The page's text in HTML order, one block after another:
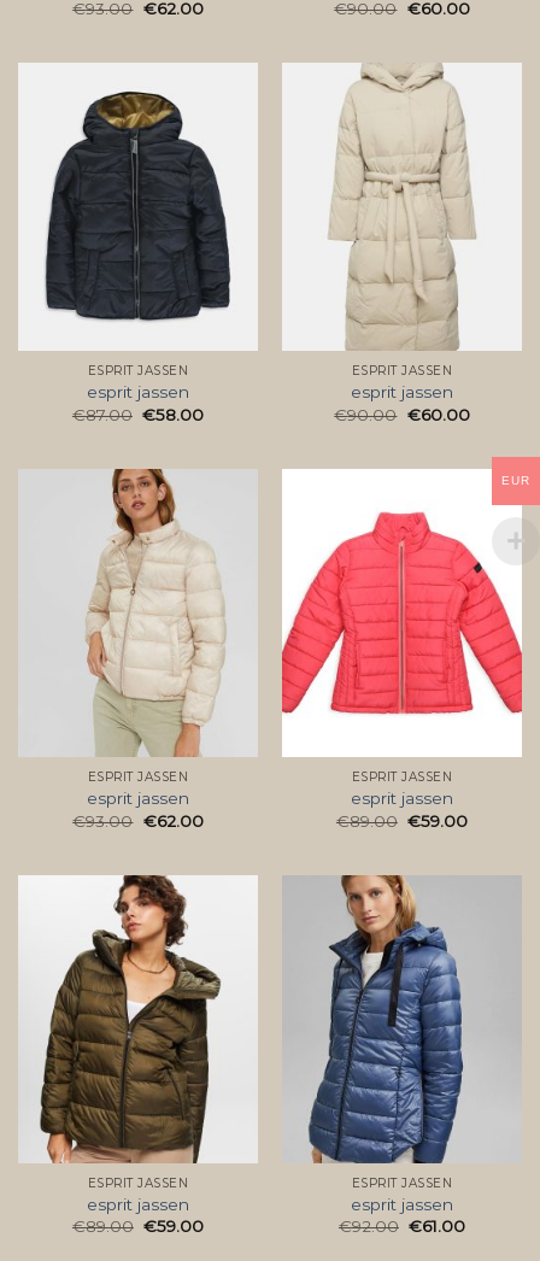
€93.00 €62.00 €90.00 €60.00
ESPRIT JASSEN
esprit jassen
€87.00 €58.00
ESPRIT JASSEN
esprit jassen
€90.00 €60.00
ESPRIT JASSEN
esprit jassen
€93.00 €62.00
ESPRIT JASSEN
esprit jassen
€89.00 €59.00
ESPRIT JASSEN
esprit jassen
€89.00 €59.00
ESPRIT JASSEN
esprit jassen
€92.00 €61.00
EUR